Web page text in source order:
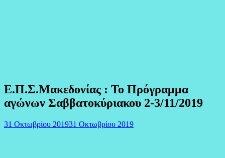
Ε.Π.Σ.Μακεδονίας : Το Πρόγραμμα
αγώνων Σαββατοκύριακου 2-3/11/2019
31 Οκτωβρίου 201931 Οκτωβρίου 2019